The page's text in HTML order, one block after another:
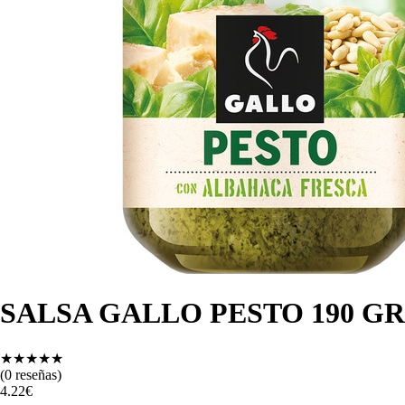
SALSA GALLO PESTO 190
★★★★★
(0 reseñas)
4.22€